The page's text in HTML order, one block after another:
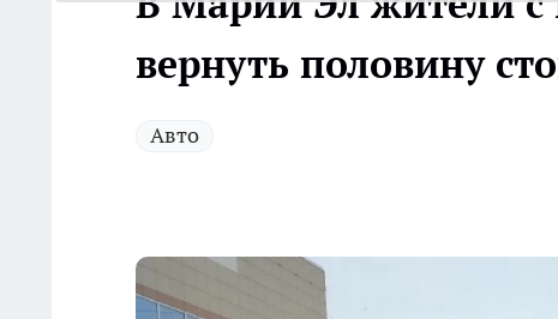
вернуть половину
Авто